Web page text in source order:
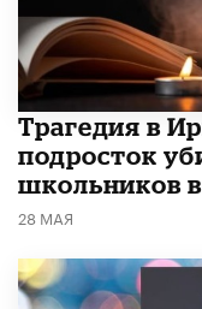
Трагедия в
подросток
школьников
28 МАЯ